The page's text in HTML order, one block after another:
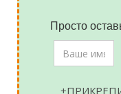
Просто